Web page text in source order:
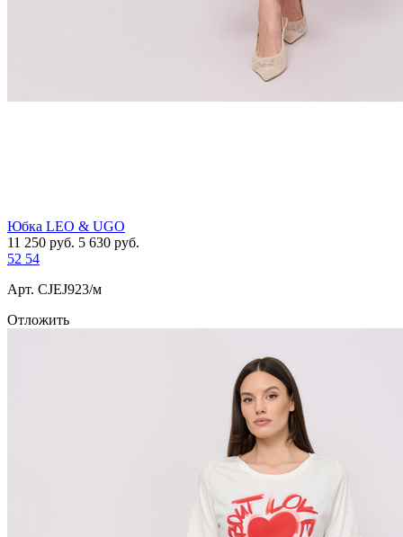
Юбка LEO & UGO
11 250 руб. 5 630 руб.
52 54
Арт. СJEJ923/м
Отложить